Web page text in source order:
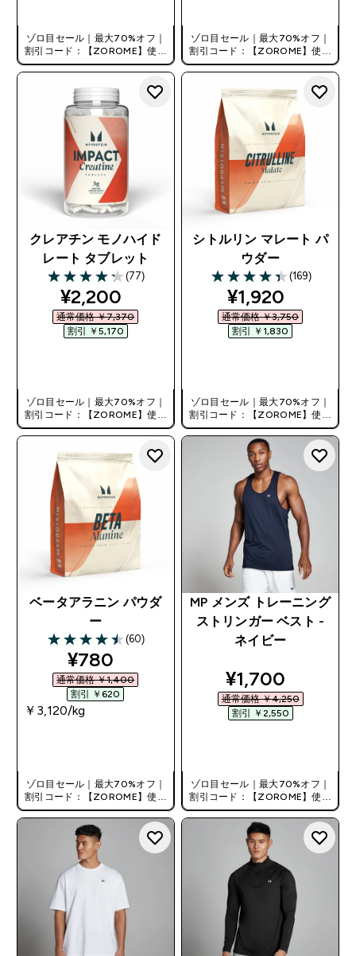
ゾロ目セール｜最大70%オフ｜
割引コード：【ZOROME】使用
で追加10%オフ！
ゾロ目セール｜最大70%オフ｜
割引コード：【ZOROME】使用
で追加10%オフ！
クレアチン モノハイド
レート タブレット
4.23 out of 5 stars
(77)
discounted price
¥2,200‎
通常価格 ￥7,370‎
割引 ￥5,170‎
ゾロ目セール｜最大70%オフ｜
割引コード：【ZOROME】使用
で追加10%オフ！
シトルリン マレート パ
ウダー
4.38 out of 5 stars
(169)
discounted
¥1,920‎
通常価格 ￥3,750‎
割引 ￥1,830‎
ゾロ目セール｜最大70%オフ｜
割引コード：【ZOROME】使用
で追加10%オフ！
ベータアラニン パウダ
ー
4.48 out of 5 stars
(60)
discounted price
¥780‎
通常価格 ￥1,400‎
割引 ￥620‎
￥3,120‎/kg
ゾロ目セール｜最大70%オフ｜
割引コード：【ZOROME】使用
で追加10%オフ！
MP メンズ トレーニング
ストリンガー ベスト -
ネイビー
discounted
¥1,700‎
通常価格 ￥4,250‎
割引 ￥2,550‎
ゾロ目セール｜最大70%オフ｜
割引コード：【ZOROME】使用
で追加10%オフ！